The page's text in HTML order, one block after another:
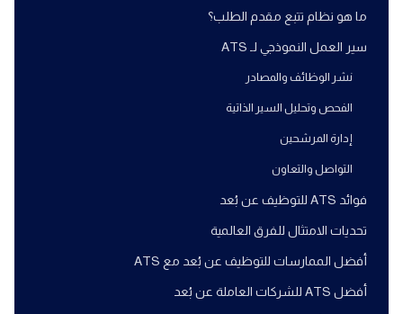
ما هو نظام تتبع مقدم الطلب؟
سير العمل النموذجي لـ ATS
نشر الوظائف والمصادر
الفحص وتحليل السير الذاتية
إدارة المرشحين
التواصل والتعاون
فوائد ATS للتوظيف عن بُعد
تحديات الامتثال للفرق العالمية
أفضل الممارسات للتوظيف عن بُعد مع ATS
أفضل ATS للشركات العاملة عن بُعد